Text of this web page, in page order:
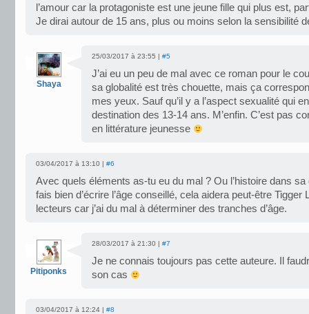
l’amour car la protagoniste est une jeune fille qui plus est,
Je dirai autour de 15 ans, plus ou moins selon la sensibilité
Shaya
25/03/2017 à 23:55 | #5
J’ai eu un peu de mal avec ce roman pour le
sa globalité est très chouette, mais ça
mes yeux. Sauf qu’il y a l’aspect sexualité qui
destination des 13-14 ans. M’enfin. C’est pas
en littérature jeunesse
03/04/2017 à 13:10 | #6
Avec quels éléments as-tu eu du mal ? Ou l’histoire dans sa
fais bien d’écrire l’âge conseillé, cela aidera peut-être Tigger
lecteurs car j’ai du mal à déterminer des tranches d’âge.
Pitiponks
28/03/2017 à 21:30 | #7
Je ne connais toujours pas cette auteure. Il
son cas
03/04/2017 à 12:24 | #8